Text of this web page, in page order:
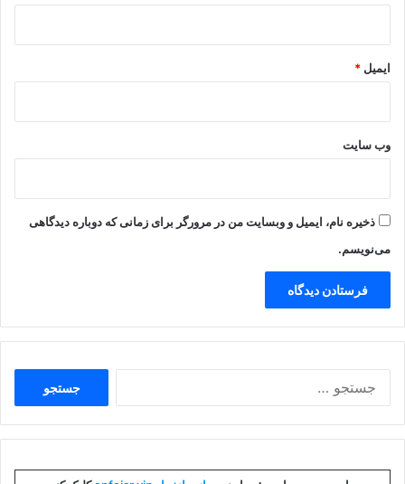
ایمیل *
وب‌ سایت
ذخیره نام، ایمیل و وبسایت من در مرورگر برای زمانی که دوباره دیدگاهی
می‌نویسم.